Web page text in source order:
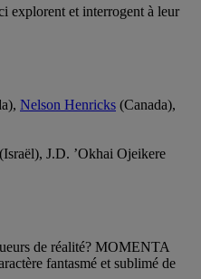
explorent et interrogent à leur
Nelson Henricks (Canada),
J.D. ’Okhai Ojeikere
de réalité? MOMENTA
fantasmé et sublimé de